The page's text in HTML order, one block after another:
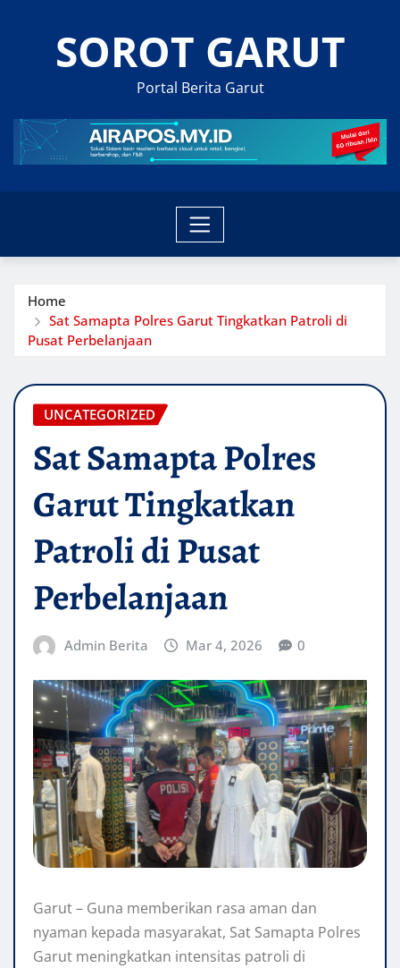
SOROT GARUT
Portal Berita Garut
Home
Sat Samapta Polres Garut Tingkatkan Patroli di
Pusat Perbelanjaan
UNCATEGORIZED
Sat Samapta Polres
Garut Tingkatkan
Patroli di Pusat
Perbelanjaan
Admin Berita Mar 4, 2026 0
Garut – Guna memberikan rasa aman dan
nyaman kepada masyarakat, Sat Samapta Polres
Garut meningkatkan intensitas patroli di